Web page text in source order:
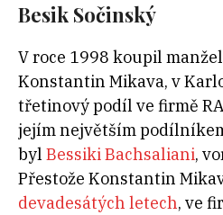
Besik Sočinský
V roce 1998 koupil
Konstantin Mikava, v
třetinový podíl ve firmě
jejím největším
byl Bessiki Bachsaliani,
Přestože Konstantin
devadesátých letech, ve